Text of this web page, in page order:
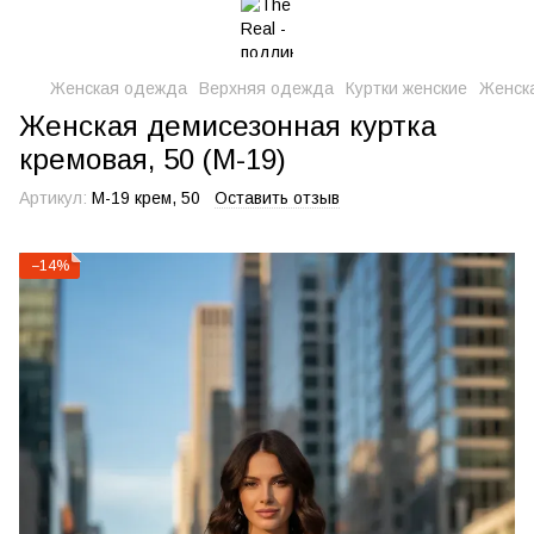
Женская одежда Верхняя одежда Куртки женские
Женская демисезонная куртка
кремовая, 50 (М-19)
Артикул: М-19 крем, 50 Оставить отзыв
−14%